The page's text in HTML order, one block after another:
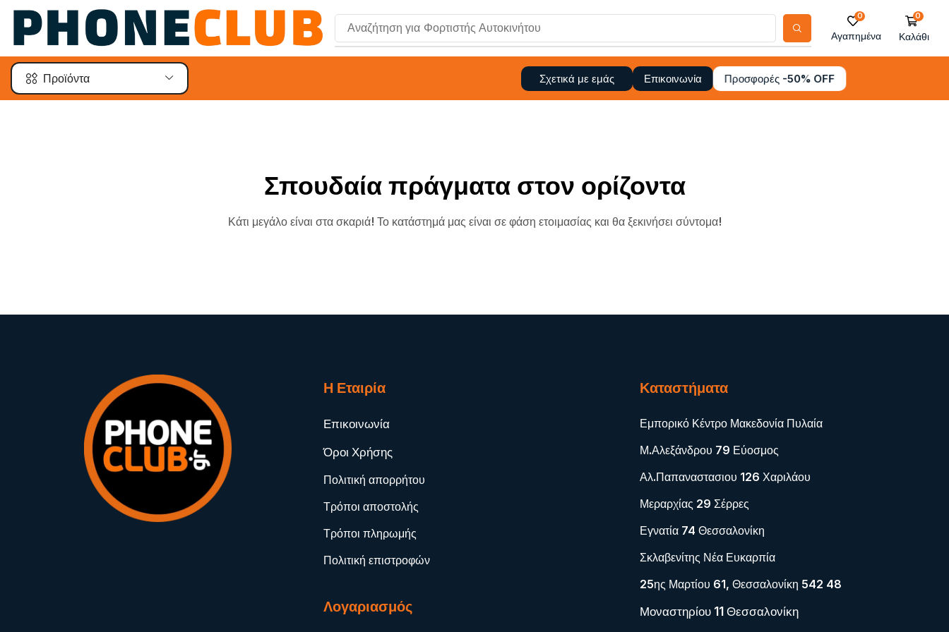
Αναζήτηση για Φορτιστής Αυτοκινήτου
0
Αγαπημένα
0
Καλάθι
Προϊόντα Σχετικά με εμάς Επικοινωνία Προσφορές -50% OFF
Σπουδαία πράγματα στον ορίζοντα
Κάτι μεγάλο είναι στα σκαριά! Το κατάστημά μας είναι σε φάση ετοιμασίας και θα ξεκινήσει σύντομα!
Η Εταιρία
Επικοινωνία
Όροι Χρήσης
Πολιτική απορρήτου
Τρόποι αποστολής
Τρόποι πληρωμής
Πολιτική επιστροφών
Λογαριασμός
Καταστήματα
Εμπορικό Κέντρο Μακεδονία Πυλαία
Μ.Αλεξάνδρου 79 Εύοσμος
Αλ.Παπαναστασιου 126 Χαριλάου
Μεραρχίας 29 Σέρρες
Εγνατία 74 Θεσσαλονίκη
Σκλαβενίτης Νέα Ευκαρπία
25ης Μαρτίου 61, Θεσσαλονίκη 542 48
Μοναστηρίου 11 Θεσσαλονίκη